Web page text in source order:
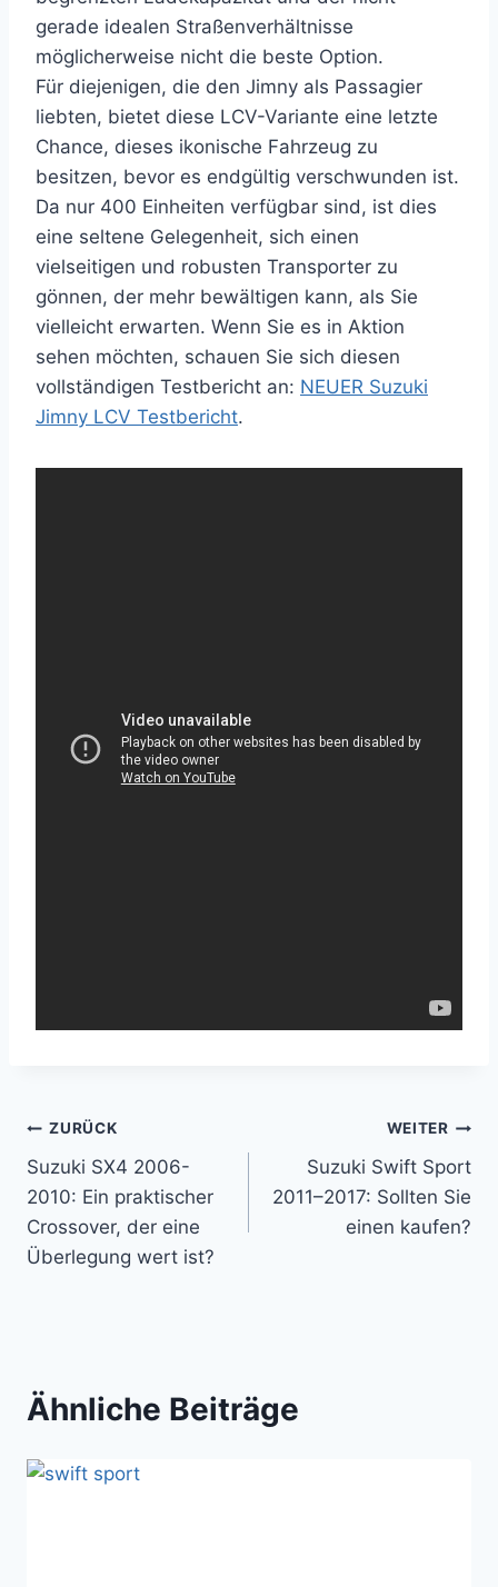
gerade idealen Straßenverhältnisse
möglicherweise nicht die beste Option.
Für diejenigen, die den Jimny als Passagier
liebten, bietet diese LCV-Variante eine letzte
Chance, dieses ikonische Fahrzeug zu
besitzen, bevor es endgültig verschwunden ist.
Da nur 400 Einheiten verfügbar sind, ist dies
eine seltene Gelegenheit, sich einen
vielseitigen und robusten Transporter zu
gönnen, der mehr bewältigen kann, als Sie
vielleicht erwarten. Wenn Sie es in Aktion
sehen möchten, schauen Sie sich diesen
vollständigen Testbericht an: NEUER Suzuki
Jimny LCV Testbericht.
Beitragsnavigation
ZURÜCK
Suzuki SX4 2006-
2010: Ein praktischer
Crossover, der eine
Überlegung wert ist?
WEITER
Suzuki Swift Sport
2011–2017: Sollten Sie
einen kaufen?
Ähnliche Beiträge